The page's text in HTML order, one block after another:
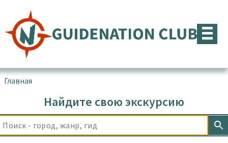
содержимому
Главная
Найдите свою экскурсию